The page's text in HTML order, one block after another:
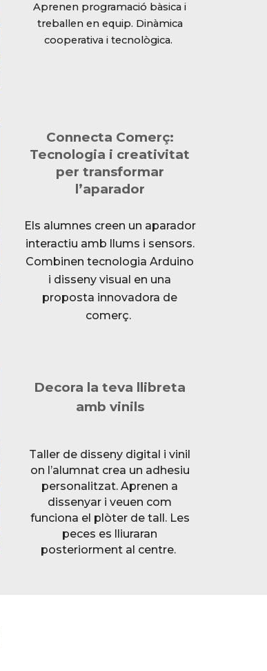
Aprenen programació bàsica i
treballen en equip. Dinàmica
cooperativa i tecnològica.
Connecta Comerç:
Tecnologia i creativitat
per transformar
l’aparador
Els alumnes creen un aparador
interactiu amb llums i sensors.
Combinen tecnologia Arduino
i disseny visual en una
proposta innovadora de
comerç.
Decora la teva llibreta
amb vinils
Taller de disseny digital i vinil
on l’alumnat crea un adhesiu
personalitzat. Aprenen a
dissenyar i veuen com
funciona el plòter de tall. Les
peces es lliuraran
posteriorment al centre.